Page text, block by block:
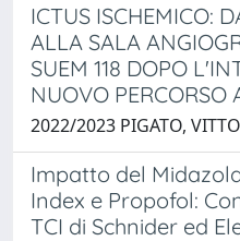
ICTUS ISCHEMICO:
ALLA SALA
SUEM 118 DOPO
NUOVO PERCORSO
2022/2023 PIGATO,
Impatto del
Index e Propofol:
TCI di Schnider ed